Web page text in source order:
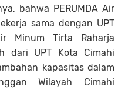
bahwa PERUMDA Air
sama dengan UPT
Minum Tirta Raharja
dari UPT Kota Cimahi
kapasitas dalam
Wilayah Cimahi